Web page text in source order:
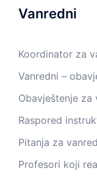
Vanredni
Koordinator za
Vanredni –
Obavještenje za
Raspored
Pitanja za
Profesori koji